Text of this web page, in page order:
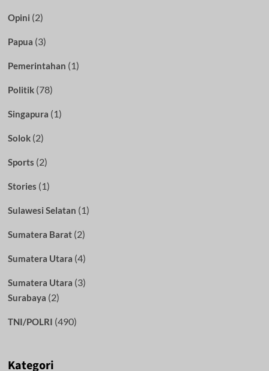
Opini (2)
Papua (3)
Pemerintahan (1)
Politik(78)
Singapura (1)
Solok(2)
Sports (2)
Stories (1)
Sulawesi Selatan (1)
Sumatera Barat(2)
Sumatera Utara (4)
Sumatera Utara (3)
Surabaya (2)
TNI/POLRI (490)
Kategori